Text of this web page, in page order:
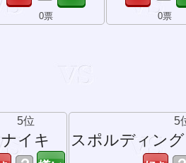
0票 0票
5位
ナイキ
5
スポルディン